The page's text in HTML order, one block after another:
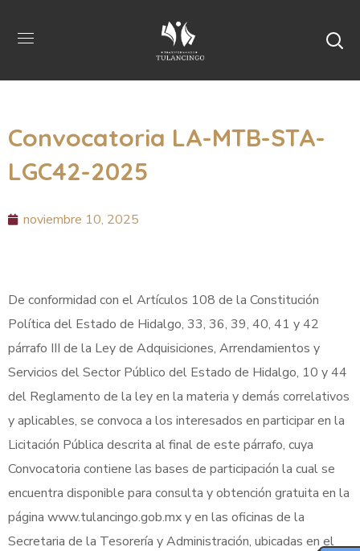
Convocatoria LA-MTB-STA-
LGC42-2025
noviembre 10, 2025
De conformidad con el Artículos 108 de la Constitución
Política del Estado de Hidalgo, 33, 36, 39, 40, 41 y 42
párrafo III de la Ley de Adquisiciones, Arrendamientos y
Servicios del Sector Público del Estado de Hidalgo, 10 y 44
del Reglamento de la ley en la materia y demás correlativos
y aplicables, se convoca a los interesados en participar en la
Licitación Pública descrita al final de este párrafo, cuya
Convocatoria contiene las bases de participación la cual se
encuentra disponible para consulta y obtención gratuita en la
página www.tulancingo.gob.mx y en las oficinas de la
Secretaria de la Tesorería y Administración, ubicadas en el
MODO FOCO